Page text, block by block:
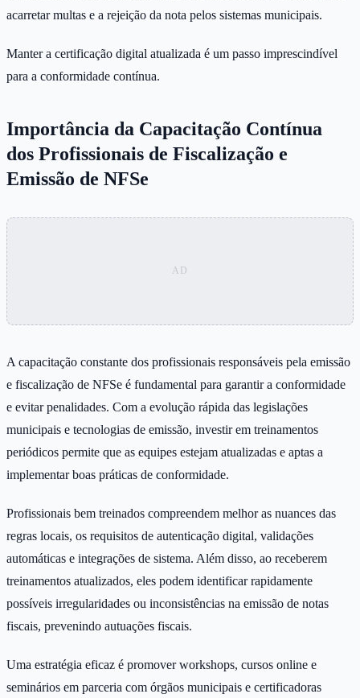
acarretar multas e a rejeição da nota pelos sistemas municipais.
Manter a certificação digital atualizada é um passo imprescindível
para a conformidade contínua.
Importância da Capacitação Contínua
dos Profissionais de Fiscalização e
Emissão de NFSe
A capacitação constante dos profissionais responsáveis pela emissão
e fiscalização de NFSe é fundamental para garantir a conformidade
e evitar penalidades. Com a evolução rápida das legislações
municipais e tecnologias de emissão, investir em treinamentos
periódicos permite que as equipes estejam atualizadas e aptas a
implementar boas práticas de conformidade.
Profissionais bem treinados compreendem melhor as nuances das
regras locais, os requisitos de autenticação digital, validações
automáticas e integrações de sistema. Além disso, ao receberem
treinamentos atualizados, eles podem identificar rapidamente
possíveis irregularidades ou inconsistências na emissão de notas
fiscais, prevenindo autuações fiscais.
Uma estratégia eficaz é promover workshops, cursos online e
seminários em parceria com órgãos municipais e certificadoras